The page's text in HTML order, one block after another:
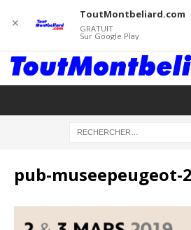
pub-museepeugeot-
✕
ToutMontbeliard.com
GRATUIT
Sur Google Play